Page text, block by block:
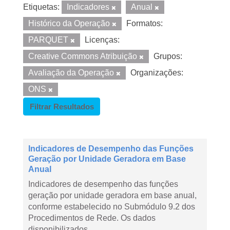
Etiquetas: Indicadores
Anual
Histórico da Operação
Formatos:
PARQUET
Licenças:
Creative Commons Atribuição
Grupos:
Avaliação da Operação
Organizações:
ONS
Filtrar Resultados
Indicadores de Desempenho das Funções
Geração por Unidade Geradora em Base
Anual
Indicadores de desempenho das funções
geração por unidade geradora em base anual,
conforme estabelecido no Submódulo 9.2 dos
Procedimentos de Rede. Os dados